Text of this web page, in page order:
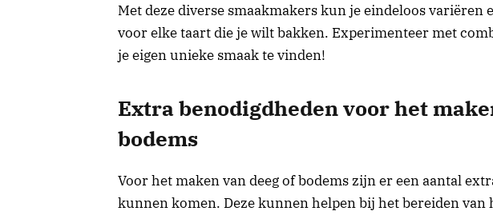
Met deze diverse smaakmakers kun je eindeloos variëren
voor elke taart die je wilt bakken. Experimenteer met
je eigen unieke smaak te vinden!
Extra benodigdheden voor het
bodems
Voor het maken van deeg of bodems zijn er een aantal
kunnen komen. Deze kunnen helpen bij het bereiden van